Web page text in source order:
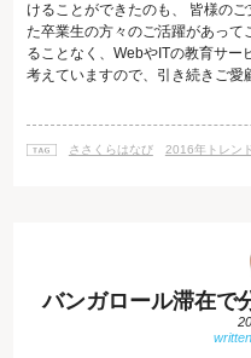
けることができたのも、 皆様の
た卒業生の方々のご活躍があって
ることなく、WebやITの教育サー
考えていますので、引き続きご愛
た、この公式ブログでも、引き
インストラクターの日常生活まで
ささくらはなび 2016年トレン
バンガロール滞在で